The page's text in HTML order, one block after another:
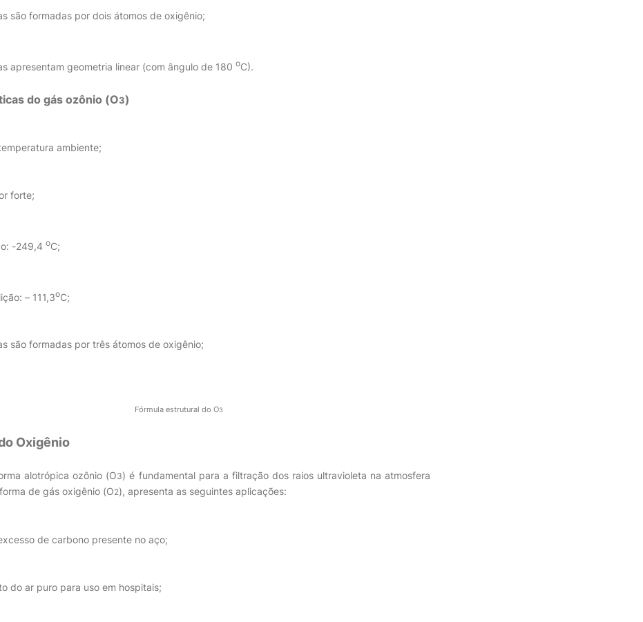
são formadas por dois átomos de oxigênio;
apresentam geometria linear (com ângulo de 180 oC).
do gás ozônio (O3)
ambiente;
forte;
-249,4 oC;
– 111,3oC;
são formadas por três átomos de oxigênio;
Fórmula estrutural do O3
Oxigênio
alotrópica ozônio (O3) é fundamental para a filtração dos raios ultravioleta na atmosfera
de gás oxigênio (O2), apresenta as seguintes aplicações:
de carbono presente no aço;
do ar puro para uso em hospitais;